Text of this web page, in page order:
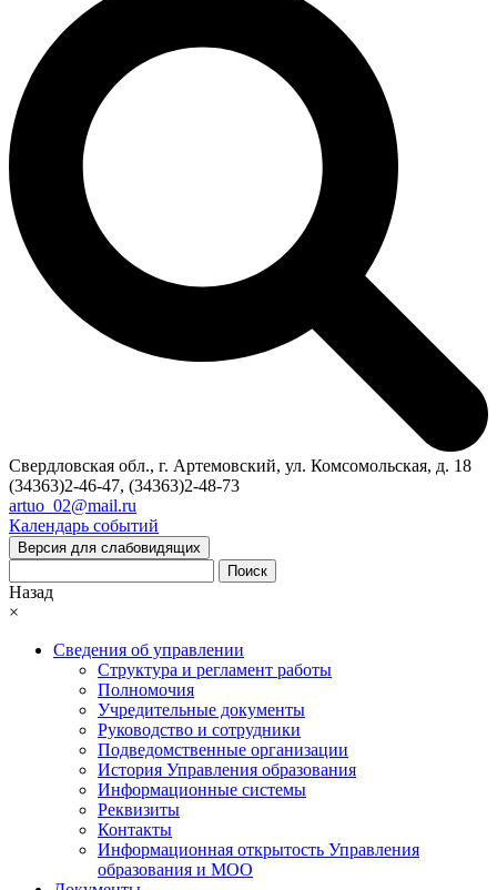
Свердловская обл., г. Артемовский, ул. Комсомольская, д. 18
(34363)2-46-47, (34363)2-48-73
artuo_02@mail.ru
Календарь событий
Версия для слабовидящих
Поиск
Назад
×
Сведения об управлении
Структура и регламент работы
Полномочия
Учредительные документы
Руководство и сотрудники
Подведомственные организации
История Управления образования
Информационные системы
Реквизиты
Контакты
Информационная открытость Управления
образования и МОО